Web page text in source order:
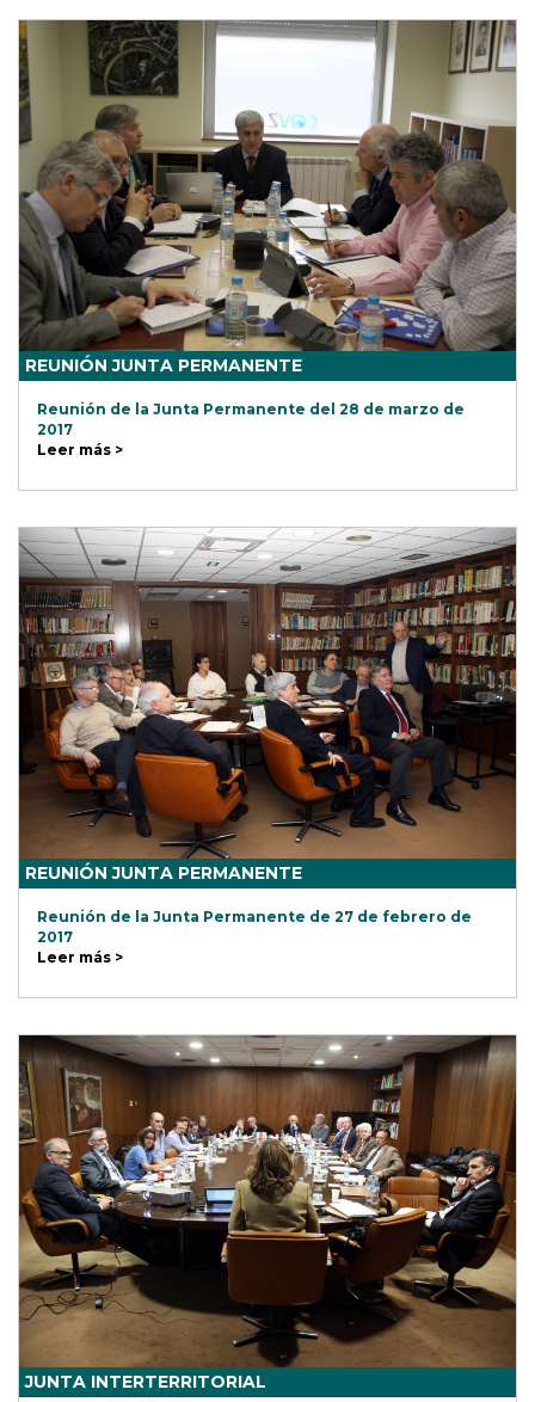
REUNIÓN JUNTA PERMANENTE
Reunión de la Junta Permanente del 28 de marzo de
2017
Leer más >
REUNIÓN JUNTA PERMANENTE
Reunión de la Junta Permanente de 27 de febrero de
2017
Leer más >
JUNTA INTERTERRITORIAL